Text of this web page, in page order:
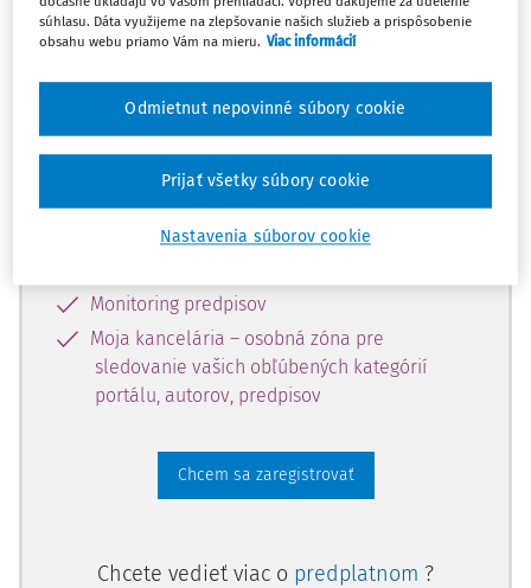
obsahu a získajte prístup na 10 dní
zdarma, stačí sa len zaregistrovať.
Vďaka registrácii získate prístup aj k
vybranému obsahu:
Monitoring predpisov
Moja kancelária – osobná zóna pre
sledovanie vašich obľúbených kategórií
portálu, autorov, predpisov
Chcem sa zaregistrovať
Chcete vedieť viac o predplatnom ?
súhlasu. Dáta využijeme na zlepšovanie našich služieb a prispôsobenie
obsahu webu priamo Vám na mieru. Viac informácií
Nastavenia súborov cookie
Odmietnut nepovinné súbory cookie
Prijať všetky súbory cookie